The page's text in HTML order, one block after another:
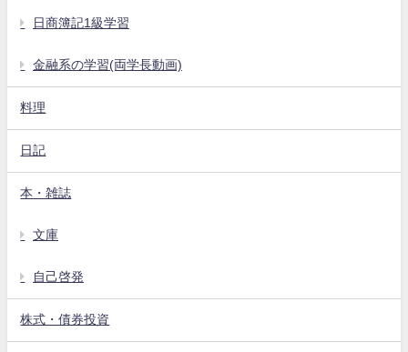
日商簿記1級学習
金融系の学習(両学長動画)
料理
日記
本・雑誌
文庫
自己啓発
株式・債券投資